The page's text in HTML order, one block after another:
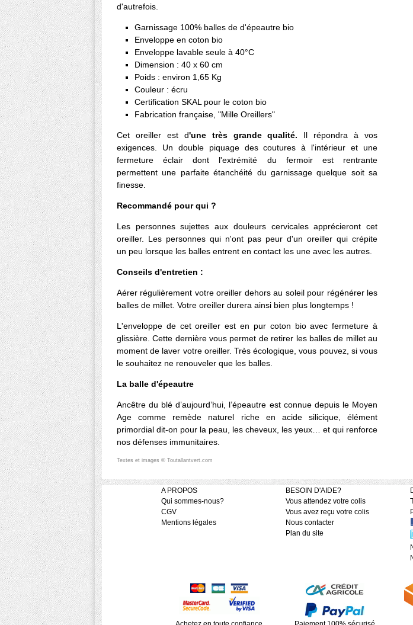
d'autrefois.
Garnissage 100% balles de d'épeautre bio
Enveloppe en coton bio
Enveloppe lavable seule à 40°C
Dimension : 40 x 60 cm
Poids : environ 1,65 Kg
Couleur : écru
Certification SKAL pour le coton bio
Fabrication française, "Mille Oreillers"
Cet oreiller est d'une très grande qualité. Il répondra à vos
exigences. Un double piquage des coutures à l'intérieur et une
fermeture éclair dont l'extrémité du fermoir est rentrante
permettent une parfaite étanchéité du garnissage quelque soit sa
finesse.
Recommandé pour qui ?
Les personnes sujettes aux douleurs cervicales apprécieront cet
oreiller. Les personnes qui n'ont pas peur d'un oreiller qui crépite
un peu lorsque les balles entrent en contact les une avec les autres.
Conseils d'entretien :
Aérer régulièrement votre oreiller dehors au soleil pour régénérer les
balles de millet. Votre oreiller durera ainsi bien plus longtemps !
L'enveloppe de cet oreiller est en pur coton bio avec fermeture à
glissière. Cette dernière vous permet de retirer les balles de millet au
moment de laver votre oreiller. Très écologique, vous pouvez, si vous
le souhaitez ne renouveler que les balles.
La balle d'épeautre
Ancêtre du blé d’aujourd’hui, l’épeautre est connue depuis le Moyen
Age comme remède naturel riche en acide silicique, élément
primordial dit-on pour la peau, les cheveux, les yeux… et qui renforce
nos défenses immunitaires.
Textes et images © Toutallantvert.com
A PROPOS
Qui sommes-nous?
CGV
Mentions légales
BESOIN D'AIDE?
Vous attendez votre colis
Vous avez reçu votre colis
Nous contacter
Plan du site